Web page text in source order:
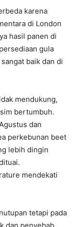
karena
di London
hasil panen di
gula
baik dan di
mendukung,
bertumbuh.
dan
perkebunan beet
lebih dingin
mendekati
tetapi pada